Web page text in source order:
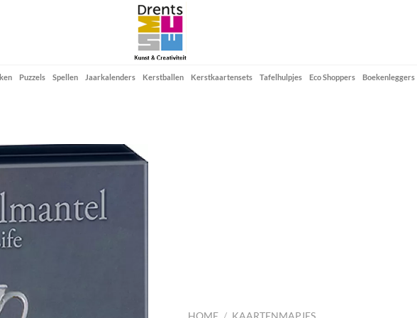
Puzzels Spellen Jaarkalenders Kerstballen Kerstkaartensets Tafelhulpjes Eco Shoppers Boekenleggers
Add to
HOME / KAARTENMAPJES